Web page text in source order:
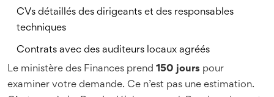
CVs détaillés des dirigeants et des responsables
techniques
Contrats avec des auditeurs locaux agréés
Le ministère des Finances prend 150 jours pour
examiner votre demande. Ce n’est pas une estimation.